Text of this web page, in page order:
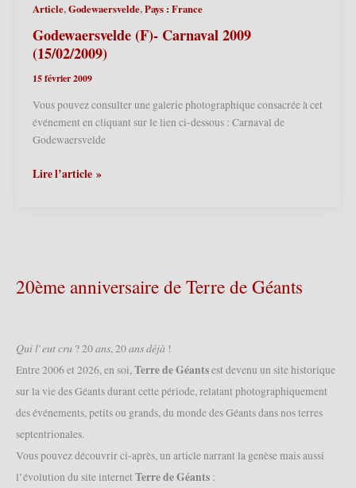
2014
(23/02/2014)
Article,Godewaersvelde,Pays : France
Godewaersvelde (F)- Carnaval 2009
(15/02/2009)
15 février 2009
Vous pouvez consulter une galerie photographique consacrée à cet
événement en cliquant sur le lien ci-dessous : Carnaval de
Godewaersvelde
Godewaersvelde
Lire l’article »
20ème anniversaire de Terre de Géants
𝑄𝑢𝑖 𝑙’𝑒𝑢𝑡 𝑐𝑟𝑢 ? 20 𝑎𝑛𝑠, 20 𝑎𝑛𝑠 𝑑𝑒́𝑗𝑎̀ !
Entre 2006 et 2026, en soi,Terre de Géantsest devenu un site historique
sur la vie des Géants durant cette période, relatant photographiquement
des événements, petits ou grands, du monde des Géants dans nos terres
septentrionales.
Vous pouvez découvrir ci-après, un article narrant la genèse mais aussi
l’évolution du site internet Terre de Géants :